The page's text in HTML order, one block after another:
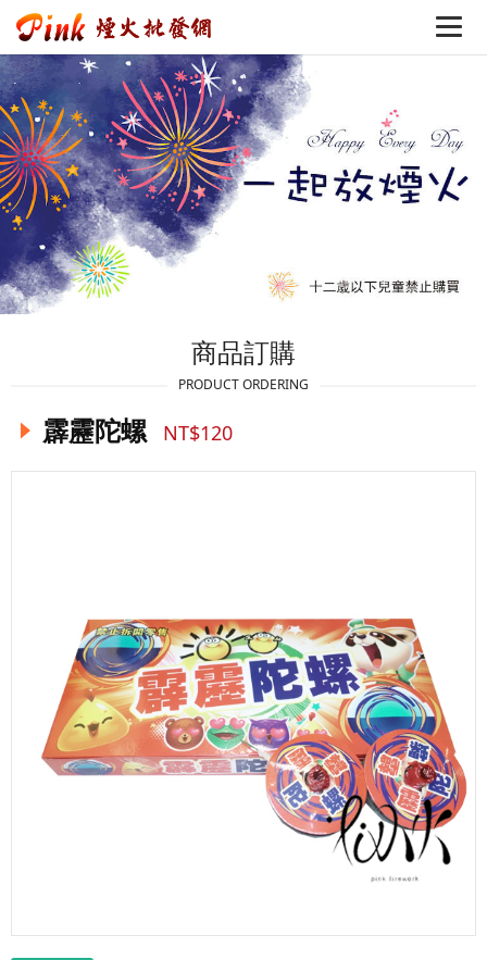
商品訂購
PRODUCT ORDERING
霹靂陀螺 NT$120